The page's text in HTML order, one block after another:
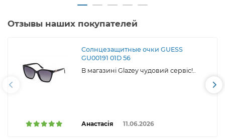
Отзывы наших покупателей
Солнцезащитные очки GUESS
GU00191 01D 56
В магазині Glazey чудовий сервіс!..
Анастасія 11.06.2026